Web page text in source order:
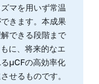
マを用いず常温
きます。本成果
できる段階まで
に、将来的なエ
µCFの高効率化
せるものです。